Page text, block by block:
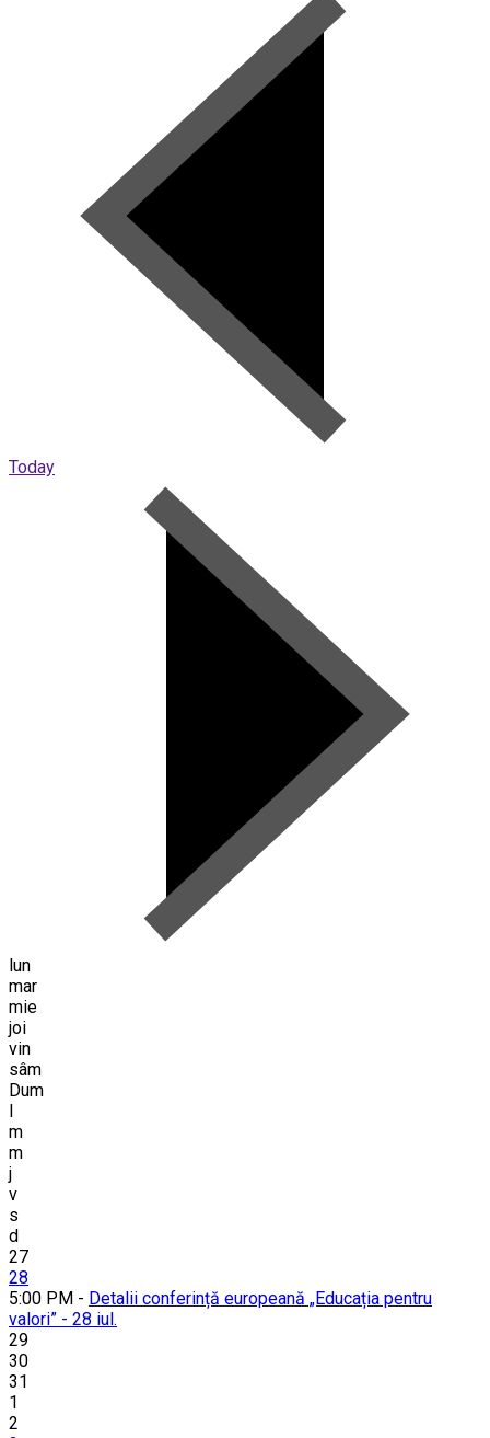
Today
lun
mar
mie
joi
vin
sâm
Dum
l
m
m
j
v
s
d
27
28
5:00 PM - Detalii conferință europeană „Educația pentru
valori” - 28 iul.
29
30
31
1
2